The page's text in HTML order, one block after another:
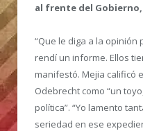
al frente del
“Que le diga a la opinión
rendí un informe. Ellos
manifestó. Mejia calificó
Odebrecht como “un
política”. “Yo lamento
seriedad en ese